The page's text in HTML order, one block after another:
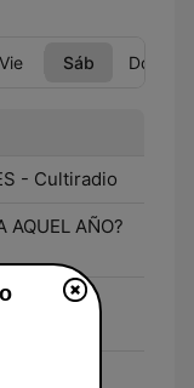
Vie Sáb Dom
- Cultiradio
AQUEL AÑO?
OTRO -
UNO -